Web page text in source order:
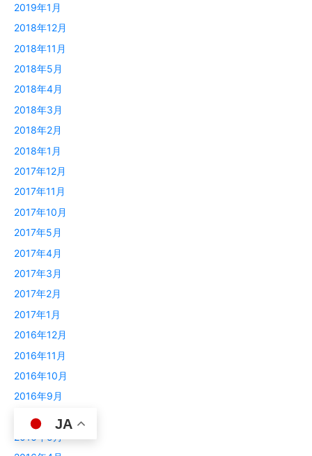
2019年1月
2018年12月
2018年11月
2018年5月
2018年4月
2018年3月
2018年2月
2018年1月
2017年12月
2017年11月
2017年10月
2017年5月
2017年4月
2017年3月
2017年2月
2017年1月
2016年12月
2016年11月
2016年10月
2016年9月
2016年6月
2016年5月
JA